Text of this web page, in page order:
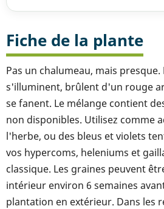
Fiche de la plante
Pas un chalumeau, mais presque.
s'illuminent, brûlent d'un rouge
se fanent. Le mélange contient
non disponibles. Utilisez comme
l'herbe, ou des bleus et violets
vos hypercoms, heleniums et
classique. Les graines peuvent
intérieur environ 6 semaines
plantation en extérieur. Dans les